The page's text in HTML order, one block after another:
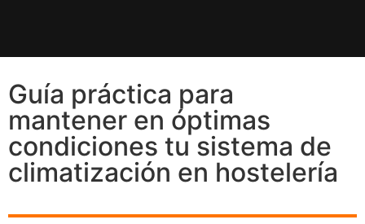
Guía práctica para
mantener en óptimas
condiciones tu sistema de
climatización en hostelería